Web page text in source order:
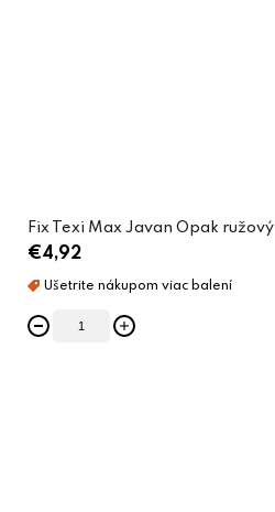
Fix Texi Max Javan Opak ružový
€4,92